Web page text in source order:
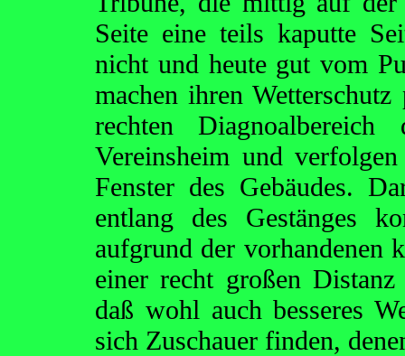
Seite eine teils kaputte
nicht und heute gut vom
machen ihren
rechten
Vereinsheim und
Fenster des Gebäudes.
entlang des Gestänges
aufgrund der vorhandenen
einer recht großen
daß wohl auch besseres
sich Zuschauer finden,